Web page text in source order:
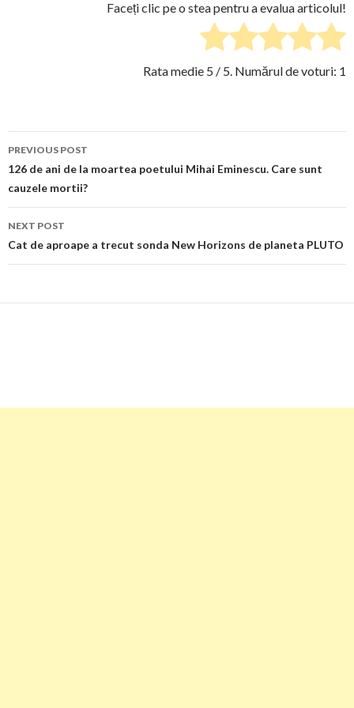
Faceți clic pe o stea pentru a evalua articolul!
Rata medie 5 / 5. Numărul de voturi: 1
Post
navigation
PREVIOUS POST
126 de ani de la moartea poetului Mihai Eminescu. Care sunt
cauzele mortii?
NEXT POST
Cat de aproape a trecut sonda New Horizons de planeta PLUTO